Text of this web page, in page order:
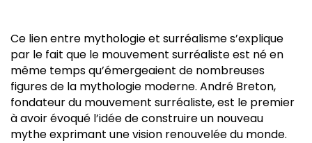
Ce lien entre mythologie et surréalisme s’explique
par le fait que le mouvement surréaliste est né en
même temps qu’émergeaient de nombreuses
figures de la mythologie moderne. André Breton,
fondateur du mouvement surréaliste, est le premier
à avoir évoqué l’idée de construire un nouveau
mythe exprimant une vision renouvelée du monde.